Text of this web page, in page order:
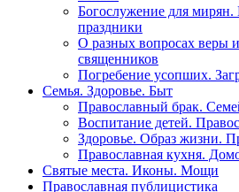
Богослужение для
праздники
О разных вопросах веры
священников
Погребение усопших.
Семья. Здоровье. Быт
Православный брак.
Воспитание детей.
Здоровье. Образ жизни.
Православная кухня.
Святые места. Иконы. Мощи
Православная публицистика